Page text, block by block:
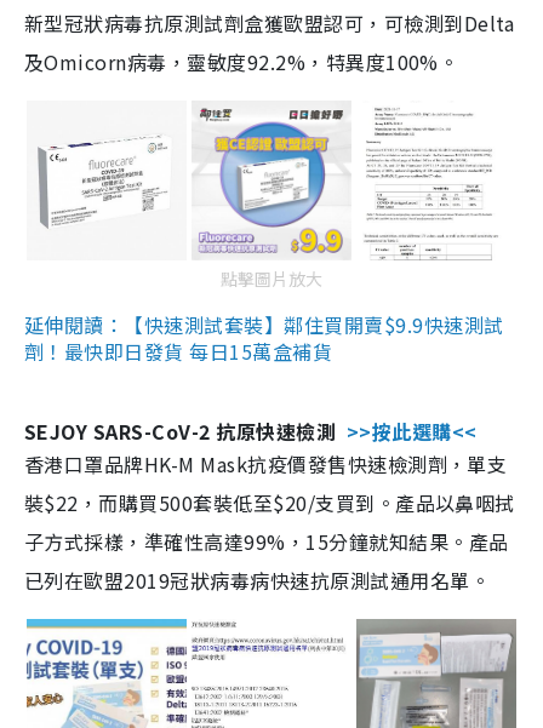
新型冠狀病毒抗原測試劑盒獲歐盟認可，可檢測到Delta
及Omicorn病毒，靈敏度92.2%，特異度100%。
點擊圖片放大
延伸閱讀：【快速測試套裝】鄰住買開賣$9.9快速測試
劑！最快即日發貨 每日15萬盒補貨
SEJOY SARS-CoV-2 抗原快速檢測 >>按此選購<<
香港口罩品牌HK-M Mask抗疫價發售快速檢測劑，單支
裝$22，而購買500套裝低至$20/支買到。產品以鼻咽拭
子方式採樣，準確性高達99%，15分鐘就知結果。產品
已列在歐盟2019冠狀病毒病快速抗原測試通用名單。